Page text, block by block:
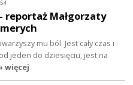
reportaż Małgorzaty
mu ból. Jest cały czas i -
jeden do dziesięciu, jest na
więcej